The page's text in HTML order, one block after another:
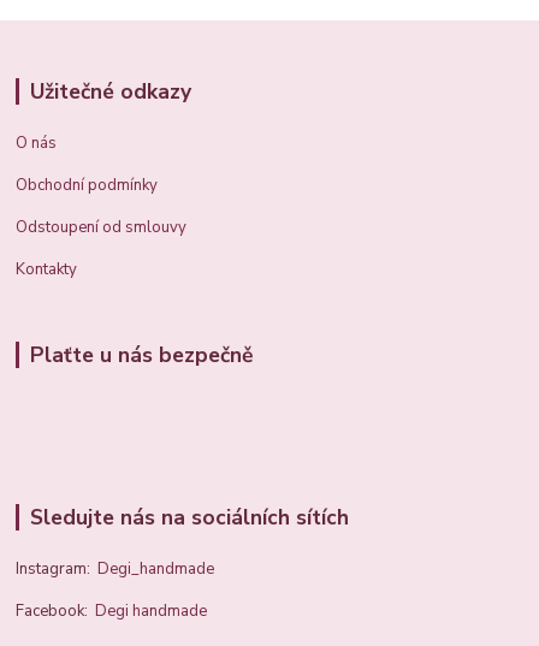
Užitečné odkazy
O nás
Obchodní podmínky
Odstoupení od smlouvy
Kontakty
Plaťte u nás bezpečně
Sledujte nás na sociálních sítích
Instagram:Degi_handmade
Facebook:Degi handmade